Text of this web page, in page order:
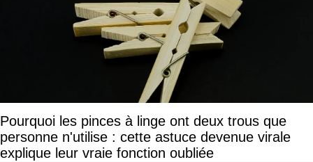
Pourquoi les pinces à linge ont deux trous que
personne n'utilise : cette astuce devenue virale
explique leur vraie fonction oubliée